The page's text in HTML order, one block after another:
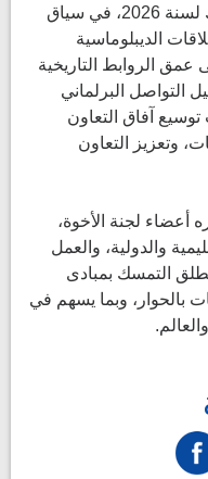
الدولتين، ووضع برنامج عمل مشترك لسنة 2026، في سياق
الديبلوماسية
عمق الروابط التاريخية
التواصل البرلماني
توسيع آفاق التعاون
وتعزيز التعاون
أعضاء لجنة الأخوة،
والدولية، والعمل
التمسك بمبادى
بالحوار، وبما يسهم في